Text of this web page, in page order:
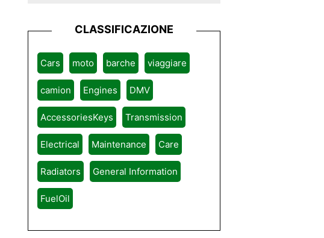
CLASSIFICAZIONE
Cars moto barche viaggiare
camion Engines DMV
AccessoriesKeys Transmission
Electrical Maintenance Care
Radiators General Information
FuelOil